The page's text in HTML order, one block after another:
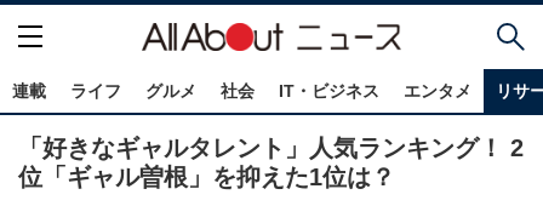
連載 ライフ グルメ 社会 IT・ビジネス エンタメ リサ
「好きなギャルタレント」人気ランキング！ 2
位「ギャル曽根」を抑えた1位は？